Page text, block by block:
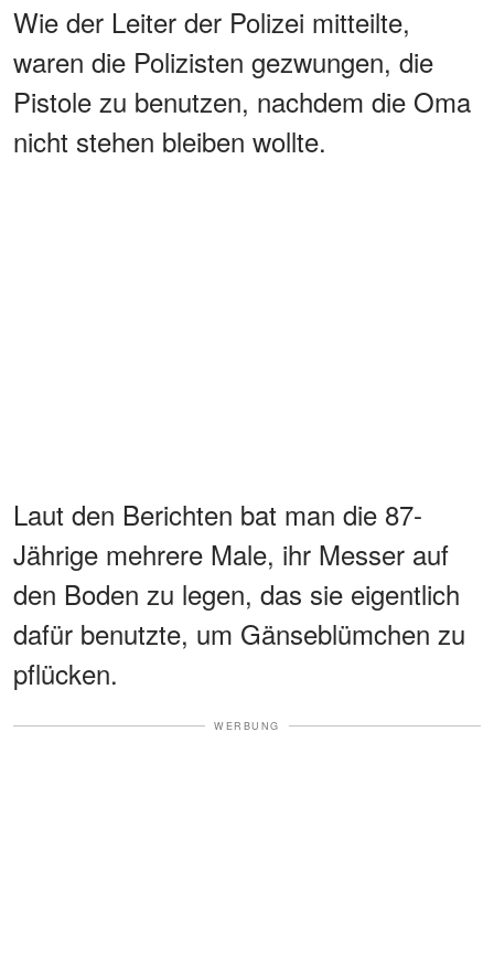
Wie der Leiter der Polizei mitteilte,
waren die Polizisten gezwungen, die
Pistole zu benutzen, nachdem die Oma
nicht stehen bleiben wollte.
Laut den Berichten bat man die 87-
Jährige mehrere Male, ihr Messer auf
den Boden zu legen, das sie eigentlich
dafür benutzte, um Gänseblümchen zu
pflücken.
WERBUNG